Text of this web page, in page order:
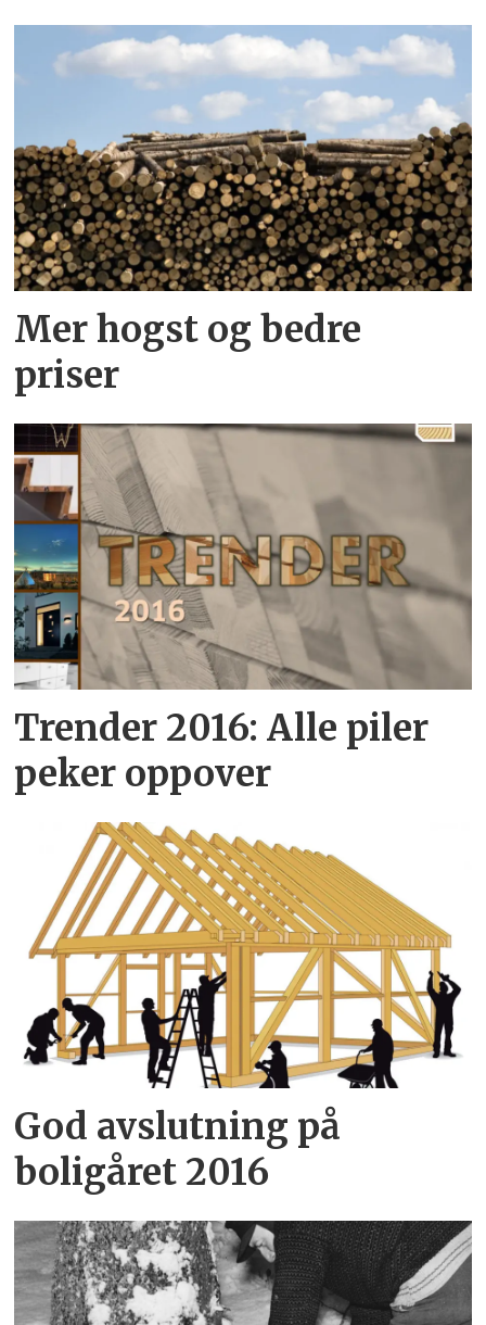
Mer hogst og bedre
priser
Trender 2016: Alle piler
peker oppover
God avslutning på
boligåret 2016